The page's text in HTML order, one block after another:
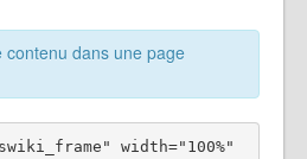
dans une page
width="100%"